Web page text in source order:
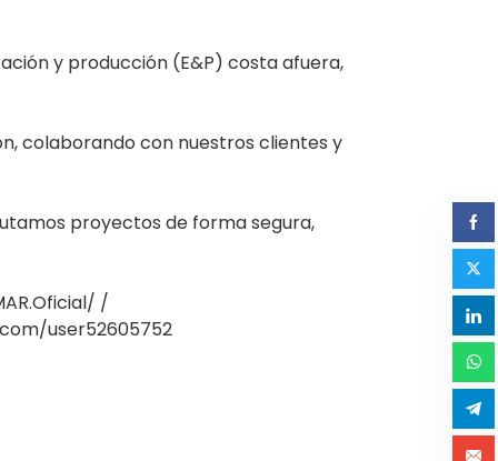
y producción (E&P) costa afuera,
colaborando con nuestros clientes y
proyectos de forma segura,
/
user52605752